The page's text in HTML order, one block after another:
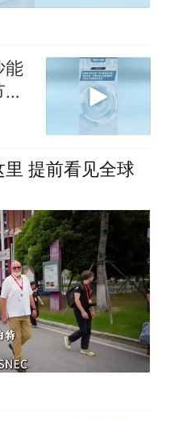
能
提前看见全球